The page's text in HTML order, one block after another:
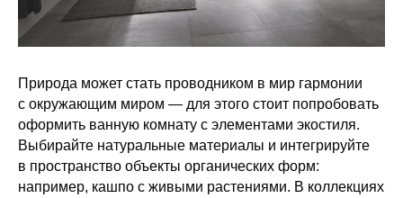
Природа может стать проводником в мир гармонии
с окружающим миром — для этого стоит попробовать
оформить ванную комнату с элементами экостиля.
Выбирайте натуральные материалы и интегрируйте
в пространство объекты органических форм:
например, кашпо с живыми растениями. В коллекциях